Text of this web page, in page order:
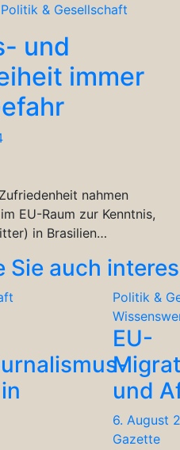
Politik & Gesellschaft
und
immer
nahmen
EU-Raum zur Kenntnis,
in Brasilien…
Sie auch
Politik &
EU-
und
6. August
Gazette